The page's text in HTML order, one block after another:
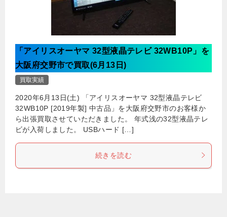
「アイリスオーヤマ 32型液晶テレビ 32WB10P」を
大阪府交野市で買取(6月13日)
買取実績
2020年6月13日(土) 「アイリスオーヤマ 32型液晶テレビ
32WB10P [2019年製] 中古品」を大阪府交野市のお客様か
ら出張買取させていただきました。 年式浅の32型液晶テレ
ビが入荷しました。 USBハード […]
続きを読む